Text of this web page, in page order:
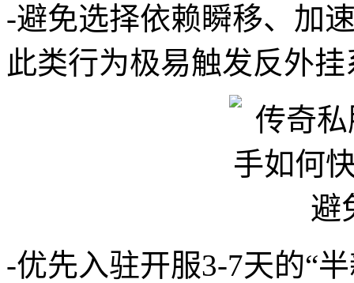
-避免选择依赖瞬移、加
此类行为极易触发反外
-优先入驻开服3-7天的“